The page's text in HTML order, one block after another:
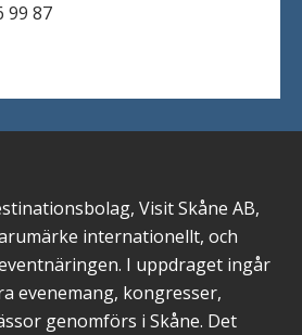
99 87
Visit Skåne AB,
internationellt, och
I uppdraget ingår
evenemang, kongresser,
genomförs i Skåne. Det